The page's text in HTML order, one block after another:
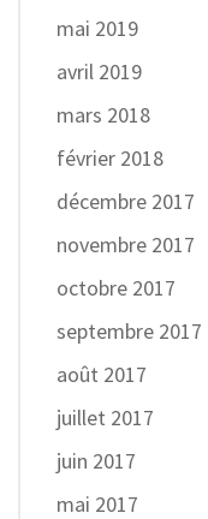
mai 2019
avril 2019
mars 2018
février 2018
décembre 2017
novembre 2017
octobre 2017
septembre 2017
août 2017
juillet 2017
juin 2017
mai 2017